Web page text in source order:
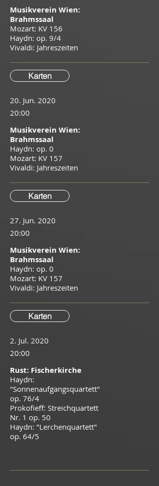
Musikverein Wien:
Brahmssaal
Mozart: KV 156
Haydn: op. 9/4
​Vivaldi: Jahreszeiten
Karten
20. Jun. 2020
20:00
Musikverein Wien:
Brahmssaal
Haydn: op. 0
Mozart: KV 157
Vivaldi: Jahreszeiten
Karten
27. Jun. 2020
20:00
Musikverein Wien:
Brahmssaal
Haydn: op. 0
Mozart: KV 157
Vivaldi: Jahreszeiten
Karten
2. Jul. 2020
20:00
Rust: Fischerkirche
Haydn:
"Sonnenaufgangsquartett"
op. 76/4
Prokofieff: Streichquartett
Nr. 1 op. 50
Haydn: "Lerchenquartett"
op. 64/5